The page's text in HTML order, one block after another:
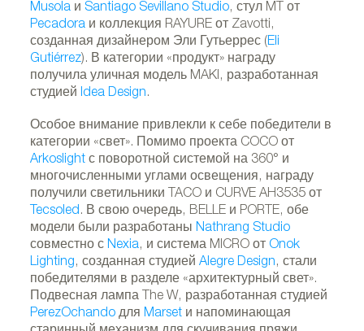
Musola и Santiago Sevillano Studio, стул MT от
Pecadora и коллекция RAYURE от Zavotti,
созданная дизайнером Эли Гутьеррес (Eli
Gutiérrez). В категории «продукт» награду
получила уличная модель MAKI, разработанная
студиейIdea Design.
Особое внимание привлекли к себе победители в
категории «свет». Помимо проекта COCO от
Arkoslight с поворотной системой на 360° и
многочисленными углами освещения, награду
получили светильники TACO и CURVE AH3535 от
Tecsoled. В свою очередь, BELLE и PORTE, обе
модели были разработаныNathrang Studio
совместно сNexia, и система MICRO от Onok
Lighting, созданная студиейAlegre Design, стали
победителями в разделе «архитектурный свет».
Подвесная лампа The W, разработанная студией
PerezOchando дляMarset и напоминающая